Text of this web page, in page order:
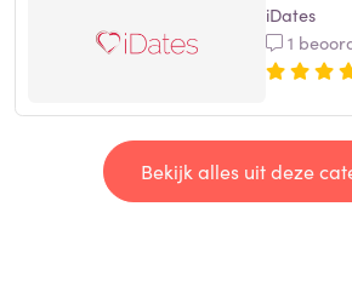
iDates
1
Bekijk alles uit deze